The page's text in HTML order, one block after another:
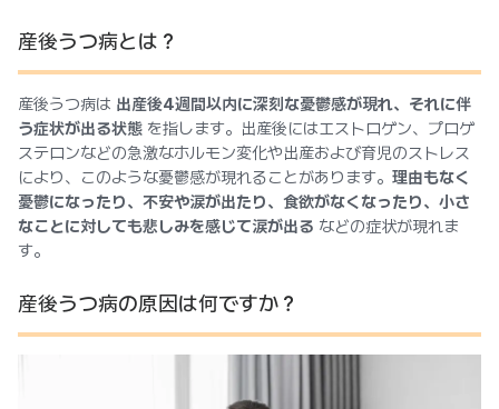
産後うつ病とは？
産後うつ病は 出産後4週間以内に深刻な憂鬱感が現れ、それに伴
う症状が出る状態 を指します。出産後にはエストロゲン、プロゲ
ステロンなどの急激なホルモン変化や出産および育児のストレス
により、このような憂鬱感が現れることがあります。 理由もなく
憂鬱になったり、不安や涙が出たり、食欲がなくなったり、小さ
なことに対しても悲しみを感じて涙が出る などの症状が現れま
す。
産後うつ病の原因は何ですか？